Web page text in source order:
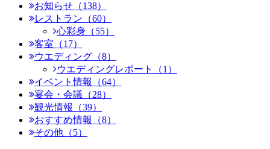
お知らせ（138）
レストラン（60）
心彩身（55）
客室（17）
ウエディング（8）
ウエディングレポート（1）
イベント情報（64）
宴会・会議（28）
観光情報（39）
おすすめ情報（8）
その他（5）